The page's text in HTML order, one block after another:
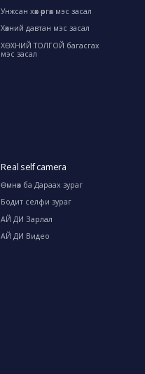
Унжсан хөх өргөх мэс засал
Хөхний давтан мэс засал
ХӨХНИЙ ТОЛГОЙ багасгах
мэс засал
Real self camera
Өмнөх ба Дараах зураг
Бодит селфи зураг
АЙ ДИ Зарлал
АЙ ДИ Видео